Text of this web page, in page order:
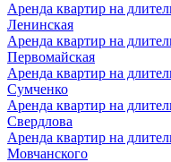
Аренда квартир на
Ленинская
Аренда квартир на
Первомайская
Аренда квартир на
Сумченко
Аренда квартир на
Свердлова
Аренда квартир на
Мовчанского